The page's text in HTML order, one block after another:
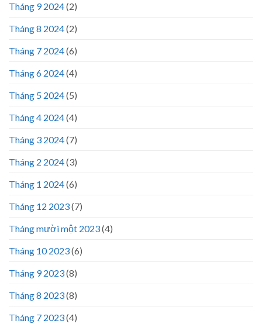
Tháng 9 2024(2)
Tháng 8 2024(2)
Tháng 7 2024(6)
Tháng 6 2024(4)
Tháng 5 2024(5)
Tháng 4 2024(4)
Tháng 3 2024(7)
Tháng 2 2024(3)
Tháng 1 2024(6)
Tháng 12 2023(7)
Tháng mười một 2023(4)
Tháng 10 2023(6)
Tháng 9 2023(8)
Tháng 8 2023(8)
Tháng 7 2023(4)